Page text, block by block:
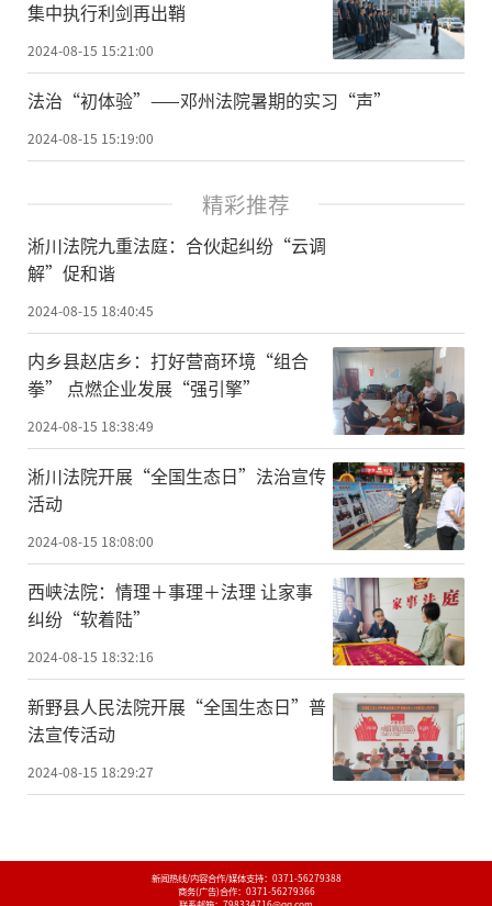
集中执行利剑再出鞘
2024-08-15 15:21:00
法治“初体验”——邓州法院暑期的实习“声”
2024-08-15 15:19:00
精彩推荐
淅川法院九重法庭：合伙起纠纷“云调
解”促和谐
2024-08-15 18:40:45
内乡县赵店乡：打好营商环境“组合
拳” 点燃企业发展“强引擎”
2024-08-15 18:38:49
淅川法院开展“全国生态日”法治宣传
活动
2024-08-15 18:08:00
西峡法院：情理＋事理＋法理 让家事
纠纷“软着陆”
2024-08-15 18:32:16
新野县人民法院开展“全国生态日”普
法宣传活动
2024-08-15 18:29:27
新闻热线/内容合作/媒体支持： 0371-56279388
商务(广告)合作： 0371-56279366
联系邮箱：798334716@qq.com